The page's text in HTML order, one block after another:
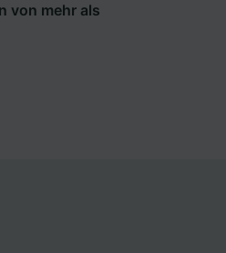
von mehr als